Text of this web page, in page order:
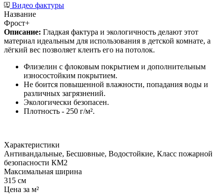
Видео фактуры
Название
Фрост+
Описание: Гладкая фактура и экологичность делают этот
материал идеальным для использования в детской комнате, а
лёгкий вес позволяет клеить его на потолок.
Флизелин с флоковым покрытием и дополнительным
износостойким покрытием.
Не боится повышенной влажности, попадания воды и
различных загрязнений.
Экологически безопасен.
Плотность - 250 г/м².
Характеристики
Антивандальные, Бесшовные, Водостойкие, Класс пожарной
безопасности КМ2
Максимальная ширина
315 см
Цена за м²